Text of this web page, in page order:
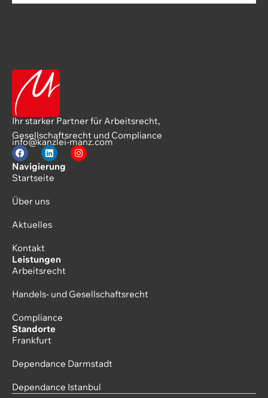
Ihr starker Partner für Arbeitsrecht,
Gesellschaftsrecht und Compliance
info@kanzlei-manz.com
Navigierung
Startseite
Über uns
Aktuelles
Kontakt
Leistungen
Arbeitsrecht
Handels- und Gesellschaftsrecht
Compliance
Standorte
Frankfurt
Dependance Darmstadt
Dependance Istanbul